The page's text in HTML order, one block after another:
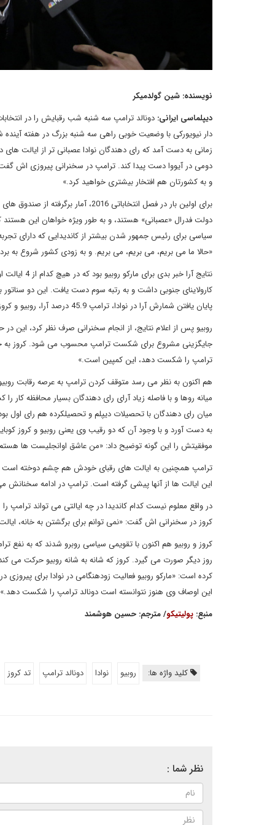
نویسنده: شین گولدمیکر
دیپلماسی ایرانی: دونالد ترامپ سه شنبه شب رقبایش را در
دار نیویورکی با وضعیت خوبی راهی سه شنبه بزرگ در هفته
زمانی به دست آمد که رای دهندگان نوادا عصبانی تر از ایالت
دومی در آیووا دست پیدا کند. ترامپ در سخنرانی پیروزی اش
و به کشورتان هم افتخار بیشتری خواهید کرد.»
دولت فدرال «عصبانی» هستند، و به طور ویژه خواهان این
سیاسی برای رئیس جمهور شدن بیشتر از کاندیدایی که دارای
«حالا ما می بریم، می بریم، می بریم. و به زودی کشور شروع به
نتایج آرا
کارولاینای جنوبی داشت و به رتبه سوم دست یافت. این دو
پایان یافتن شمارش آرا در نوادا، ترامپ 45.9 درصد آرا، روبیو و کروز هم با 23.9 درصد و 21.4 درصد در مکان های دوم و سوم قرار گرفتند.
روبیو پس از اعلام نتایج، از انجام سخنرانی صرف نظر کرد،
جایگزینی مشروع برای شکست ترامپ محسوب می شود. کروز به
ترامپ را شکست دهد، این کمپین است.»
هم اکنون به نظر می رسد متوقف کردن ترامپ به عرصه رقابت
میانه روها و با فاصله زیاد آرای رای دهندگان بسیار محافظه
میان رای دهندگان با تحصیلات دیپلم و تحصیلکرده هم رای اول
به دست آورد و با وجود آن که دو رقیب وی یعنی روبیو و کروز
موفقیتش را این گونه توضیح داد: «من عاشق اوانجلیست ها
ترامپ همچنین به ایالت های رقبای خودش هم چشم دوخته است -
این ایالت ها از آنها پیشی گرفته است. ترامپ در ادامه
در واقع معلوم نیست کدام کاندیدا در چه ایالتی می تواند
کروز در سخنرانی اش گفت: «نمی توانم برای برگشتن به خانه،
روز دیگر صورت می گیرد. کروز که شانه به شانه روبیو حرکت می کند
کرده است: «مارکو روبیو فعالیت زودهنگامی در نوادا برای پیروزی
این اوصاف وی هنوز نتوانسته است دونالد ترامپ را شکست دهد.»
منبع: پولیتیکو/ مترجم: حسین هوشمند
کلید واژه ها: روبیو نوادا دونالد ترامپ تد كروز
نظر شما :